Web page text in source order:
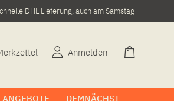
DHL Lieferung, auch am Samstag
Anmelden
ANGEBOTE DEMNÄCHST